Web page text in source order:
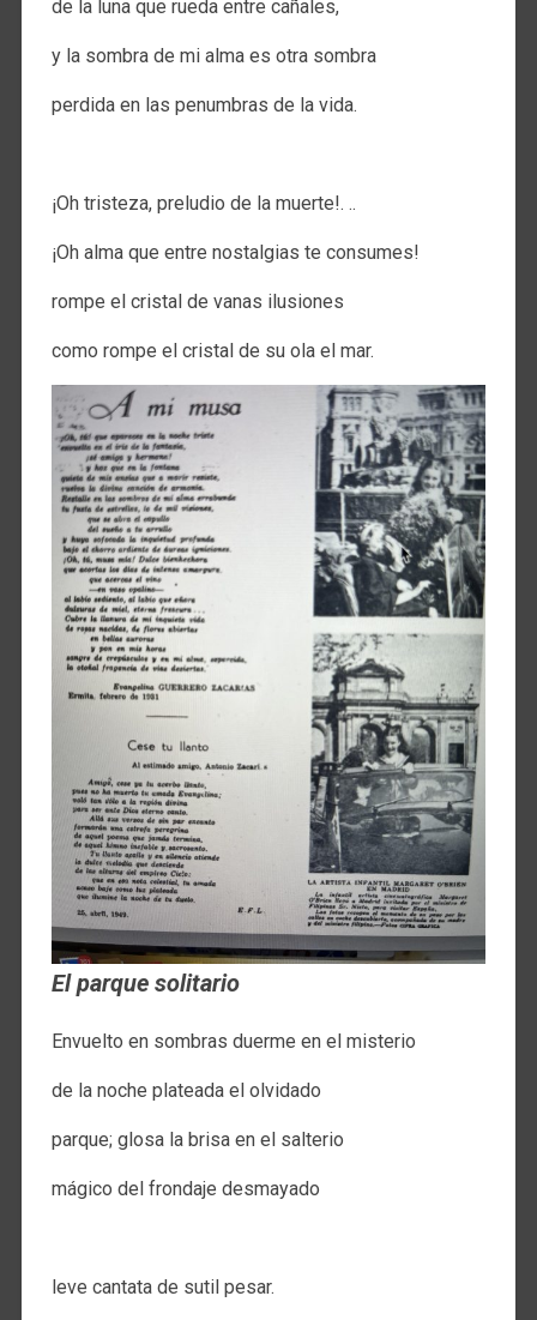
de la luna que rueda entre cañales,
y la sombra de mi alma es otra sombra
perdida en las penumbras de la vida.
¡Oh tristeza, preludio de la muerte!. ..
¡Oh alma que entre nostalgias te consumes!
rompe el cristal de vanas ilusiones
como rompe el cristal de su ola el mar.
El parque solitario
Envuelto en sombras duerme en el misterio
de la noche plateada el olvidado
parque; glosa la brisa en el salterio
mágico del frondaje desmayado
leve cantata de sutil pesar.